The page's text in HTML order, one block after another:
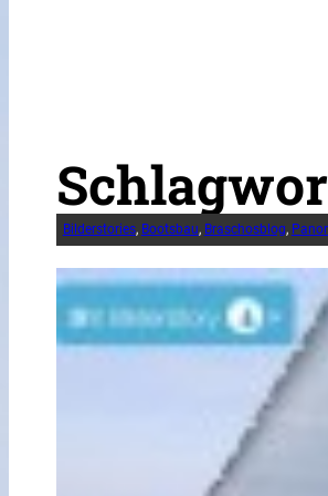
Bilderstories, Bootsbau, Braschosblog,